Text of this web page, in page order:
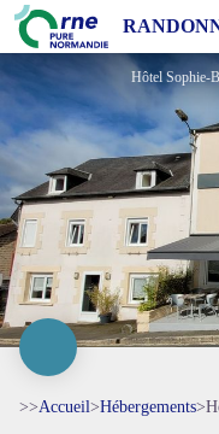
Hôtel-Restaurant Chez
Hôtel Sophie-
>>Accueil>Hébergements>